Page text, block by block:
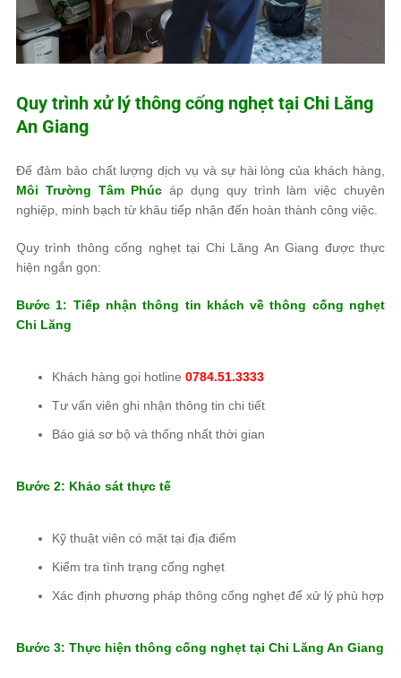
Quy trình xử lý thông cống nghẹt tại Chi Lăng
An Giang
Để đảm bảo chất lượng dịch vụ và sự hài lòng của khách hàng,
Môi Trường Tâm Phúc áp dụng quy trình làm việc chuyên
nghiệp, minh bạch từ khâu tiếp nhận đến hoàn thành công việc.
Quy trình thông cống nghẹt tại Chi Lăng An Giang được thực
hiện ngắn gọn:
Bước 1: Tiếp nhận thông tin khách về thông cống nghẹt
Chi Lăng
Khách hàng gọi hotline 0784.51.3333
Tư vấn viên ghi nhận thông tin chi tiết
Báo giá sơ bộ và thống nhất thời gian
Bước 2: Khảo sát thực tế
Kỹ thuật viên có mặt tại địa điểm
Kiểm tra tình trạng cống nghẹt
Xác định phương pháp thông cống nghẹt để xử lý phù hợp
Bước 3: Thực hiện thông cống nghẹt tại Chi Lăng An Giang